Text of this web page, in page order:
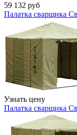
59 132 руб
Палатка сварщика
Узнать цену
Палатка сварщика